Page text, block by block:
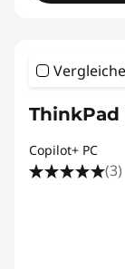
ThinkPad
Copilot+ PC
(3)